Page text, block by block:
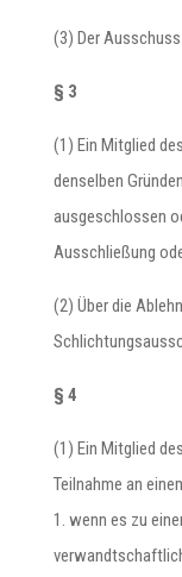
(3) Der
§ 3
(1) Ein Mitglied
denselben
ausgeschlossen
Ausschließung
(2) Über die
§ 4
(1) Ein Mitglied
Teilnahme an
1. wenn es zu